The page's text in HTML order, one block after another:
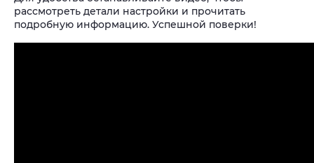
рассмотреть детали настройки и прочитать
подробную информацию. Успешной поверки!